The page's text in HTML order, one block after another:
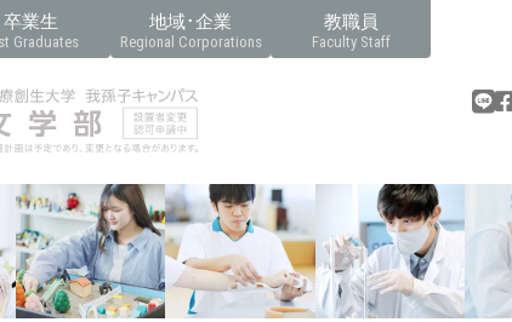
卒業生
Graduates
地域･企業
Regional Corporations
教職員
Faculty Staff